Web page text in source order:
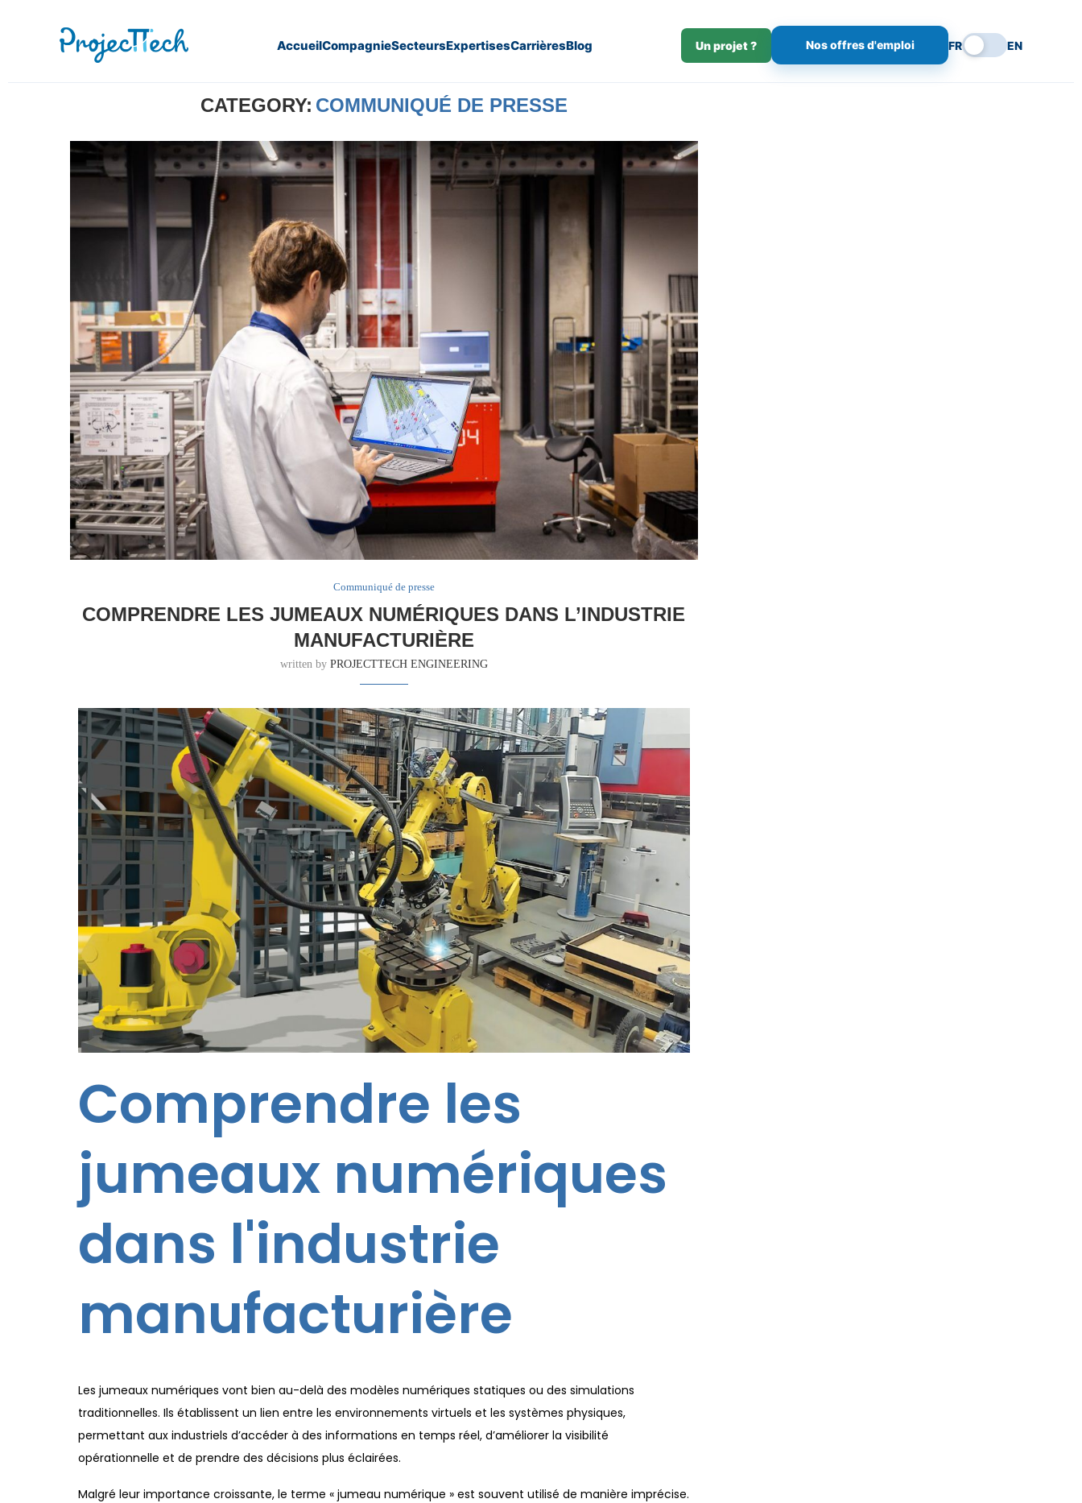
AccueilCompagnieSecteursExpertisesCarrièresBlog Un projet ? Nos offres d'emploi FR EN
CATEGORY: COMMUNIQUÉ DE PRESSE
Communiqué de presse
COMPRENDRE LES JUMEAUX NUMÉRIQUES DANS L’INDUSTRIE
MANUFACTURIÈRE
written by PROJECTTECH ENGINEERING
Comprendre les
jumeaux numériques
dans l'industrie
manufacturière
Les jumeaux numériques vont bien au-delà des modèles numériques statiques ou des simulations
traditionnelles. Ils établissent un lien entre les environnements virtuels et les systèmes physiques,
permettant aux industriels d’accéder à des informations en temps réel, d’améliorer la visibilité
opérationnelle et de prendre des décisions plus éclairées.
Malgré leur importance croissante, le terme « jumeau numérique » est souvent utilisé de manière imprécise.